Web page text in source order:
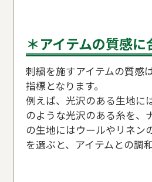
＊アイテムの質感に
刺繍を施すアイテムの質感
指標となります。
例えば、光沢のある生地に
のような光沢のある糸を、
の生地にはウールやリネン
を選ぶと、アイテムとの調